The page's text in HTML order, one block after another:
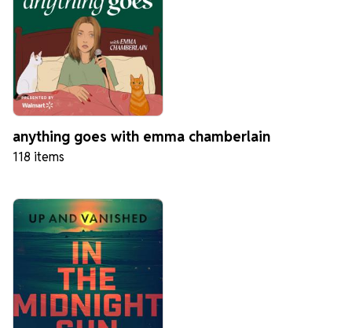
anything goes with emma chamberlain
118 items